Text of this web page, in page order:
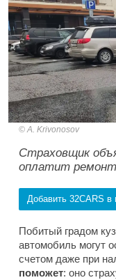
A. Krivonosov
Страховщик
оплатит
Добавить 32CARS в
Побитый градом
автомобиль могут
счетом даже при
поможет: оно